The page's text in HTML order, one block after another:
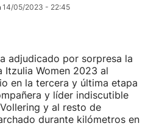
14/05/2023 - 22:45
adjudicado por sorpresa la
Itzulia Women 2023 al
en la tercera y última etapa
y líder indiscutible
y al resto de
durante kilómetros en